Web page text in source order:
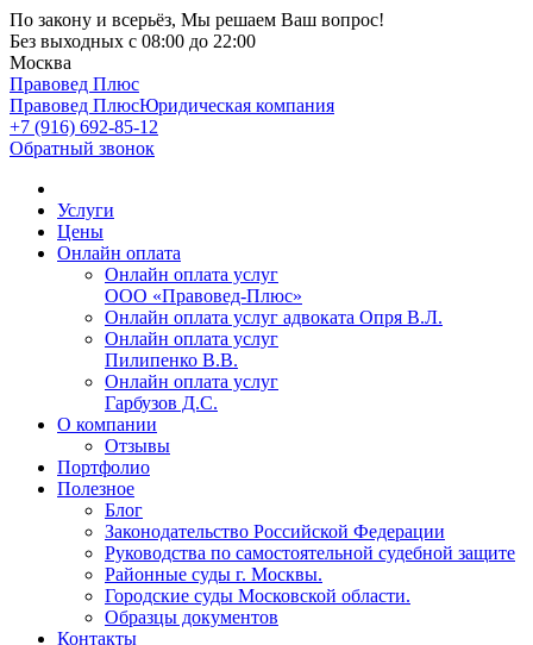
По закону и всерьёз, Мы решаем Ваш вопрос!
Без выходных с 08:00 до 22:00
Москва
Правовед Плюс
Правовед ПлюсЮридическая компания
+7 (916) 692-85-12
Обратный звонок
Услуги
Цены
Онлайн оплата
Онлайн оплата услуг
ООО «Правовед-Плюс»
Онлайн оплата услуг адвоката Опря В.Л.
Онлайн оплата услуг
Пилипенко В.В.
Онлайн оплата услуг
Гарбузов Д.С.
О компании
Отзывы
Портфолио
Полезное
Блог
Законодательство Российской Федерации
Руководства по самостоятельной судебной защите
Районные суды г. Москвы.
Городские суды Московской области.
Образцы документов
Контакты